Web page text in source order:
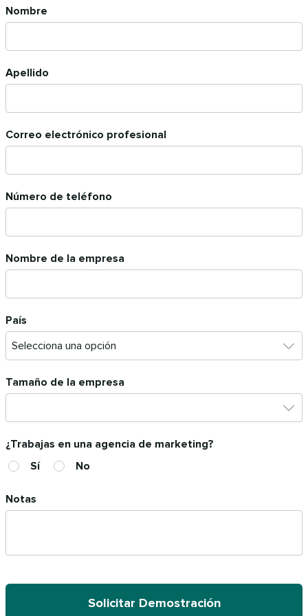
Nombre
Apellido
Correo electrónico profesional
Número de teléfono
Nombre de la empresa
País
Tamaño de la empresa
¿Trabajas en una agencia de marketing?
Sí
No
Notas
Solicitar Demostración